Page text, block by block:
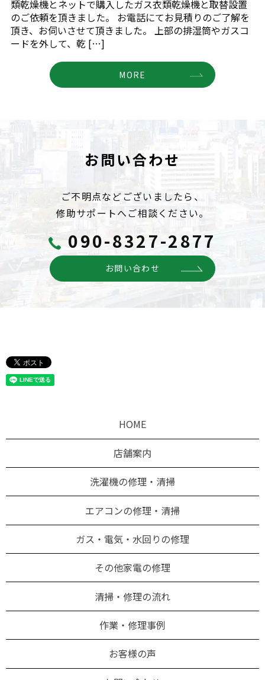
類乾燥機とネットで購入したガス衣類乾燥機と取替設置
のご依頼を頂きました。 お電話にてお見積りのご了解を
頂き、お伺いさせて頂きました。 上部の排湿筒やガスコ
ードを外して、乾 […]
MORE
お問い合わせ
ご不明点などございましたら、
修助サポートへご相談ください。
090-8327-2877
お問い合わせ
HOME
店舗案内
洗濯機の修理・清掃
エアコンの修理・清掃
ガス・電気・水回りの修理
その他家電の修理
清掃・修理の流れ
作業・修理事例
お客様の声